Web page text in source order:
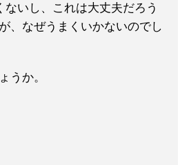
いし、これは大丈夫だろう
、なぜうまくいかないのでし
うか。